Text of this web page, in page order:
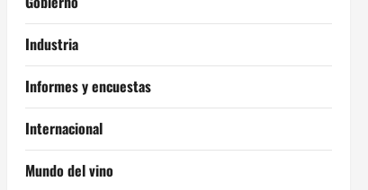
Industria
Informes y encuestas
Internacional
Mundo del vino